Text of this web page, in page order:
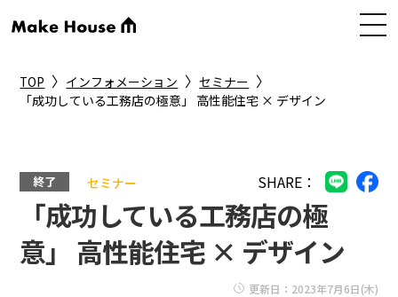
TOP 〉 インフォメーション 〉セミナー 〉
「成功している工務店の極意」 高性能住宅 × デザイン
終了 セミナー SHARE：
「成功している工務店の極
意」 高性能住宅 × デザイン
更新日：2023年7月6日(木)